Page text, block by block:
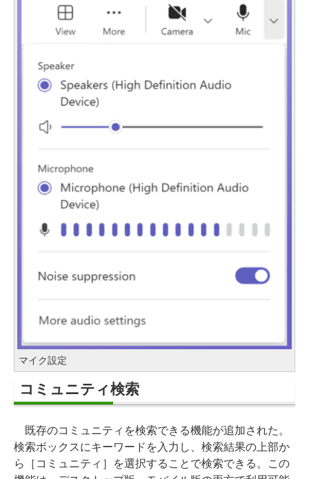
マイク設定
コミュニティ検索
既存のコミュニティを検索できる機能が追加された。
検索ボックスにキーワードを入力し、検索結果の上部か
ら［コミュニティ］を選択することで検索できる。この